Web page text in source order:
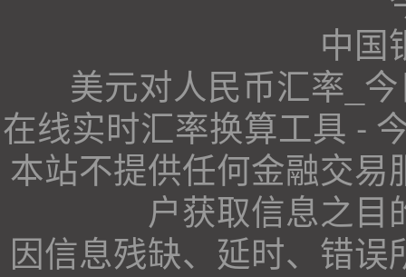
中国
美元对人民币汇率_
在线实时汇率换算工具 -
本站不提供任何金融交
户获取信息之目
因信息残缺、延时、错